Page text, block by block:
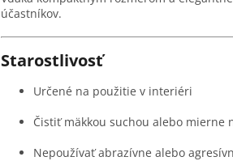
účastníkov.
Starostlivosť
Určené na použitie v interiéri
Čistiť mäkkou suchou alebo mierne
Nepoužívať abrazívne alebo